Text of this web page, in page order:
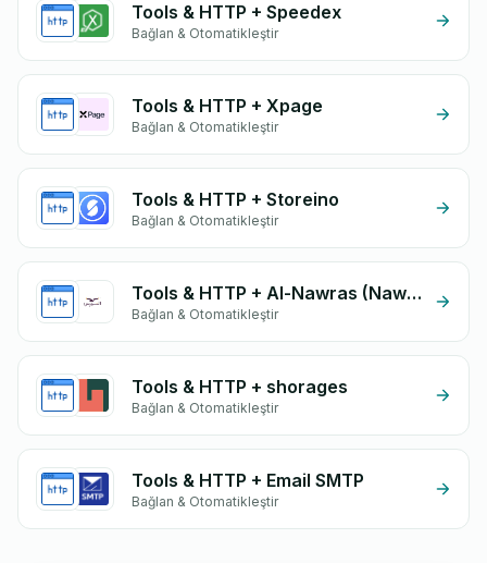
Tools & HTTP + Speedex
Bağlan & Otomatikleştir
Tools & HTTP + Xpage
Bağlan & Otomatikleştir
Tools & HTTP + Storeino
Bağlan & Otomatikleştir
Tools & HTTP + Al-Nawras (Nawris)
Bağlan & Otomatikleştir
Tools & HTTP + shorages
Bağlan & Otomatikleştir
Tools & HTTP + Email SMTP
Bağlan & Otomatikleştir